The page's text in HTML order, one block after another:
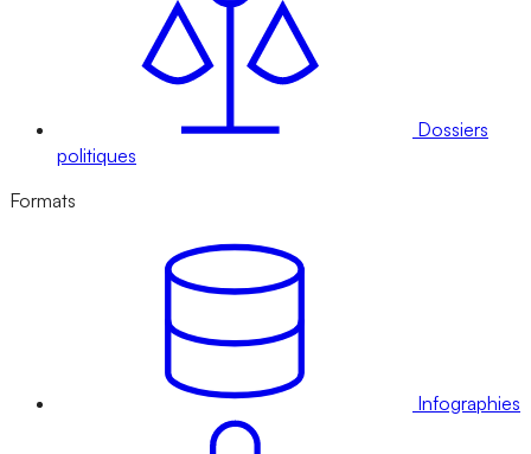
Dossiers
politiques
Formats
Infographies